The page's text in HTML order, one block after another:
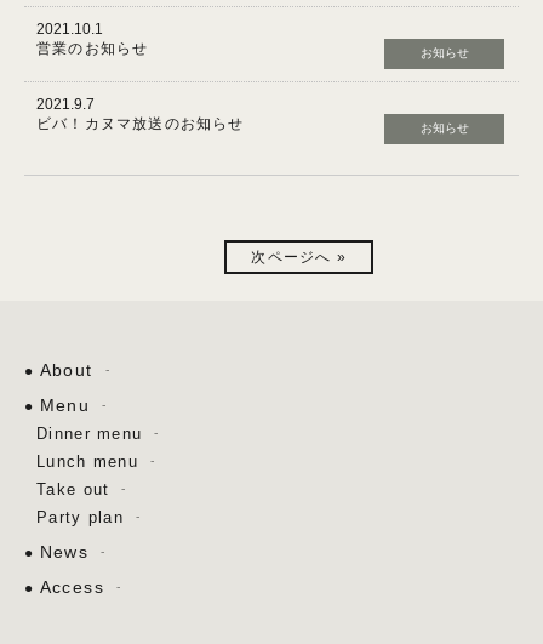
2021.10.1
営業のお知らせ
お知らせ
2021.9.7
ビバ！カヌマ放送のお知らせ
お知らせ
次ページへ »
About
Menu
Dinner menu
Lunch menu
Take out
Party plan
News
Access